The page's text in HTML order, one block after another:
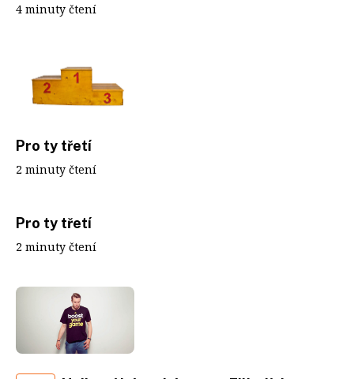
4 minuty čtení
Pro ty třetí
2 minuty čtení
Pro ty třetí
2 minuty čtení